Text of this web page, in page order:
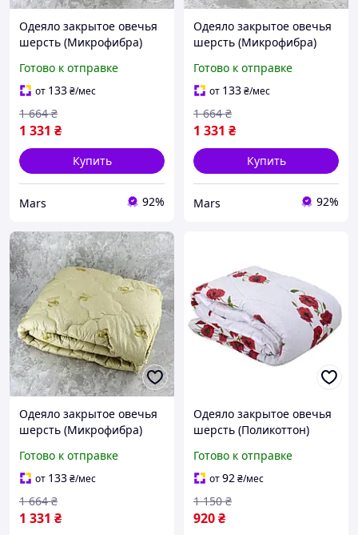
Одеяло закрытое овечья
шерсть (Микрофибра)
175х210 55083 pelican
Готово к отправке
от 133₴/мес
1 331 ₴
1 664 ₴
Купить
Mars 92%
Одеяло закрытое овечья
шерсть (Микрофибра)
175х210 55084 pelican
Готово к отправке
от 133₴/мес
1 331 ₴
1 664 ₴
Купить
Mars 92%
Одеяло закрытое овечья
шерсть (Микрофибра)
175х210 55087 pelican
Готово к отправке
от 133₴/мес
1 331 ₴
1 664 ₴
Одеяло закрытое овечья
шерсть (Поликоттон)
1011 mars
Готово к отправке
от92₴/мес
920₴
1 150 ₴